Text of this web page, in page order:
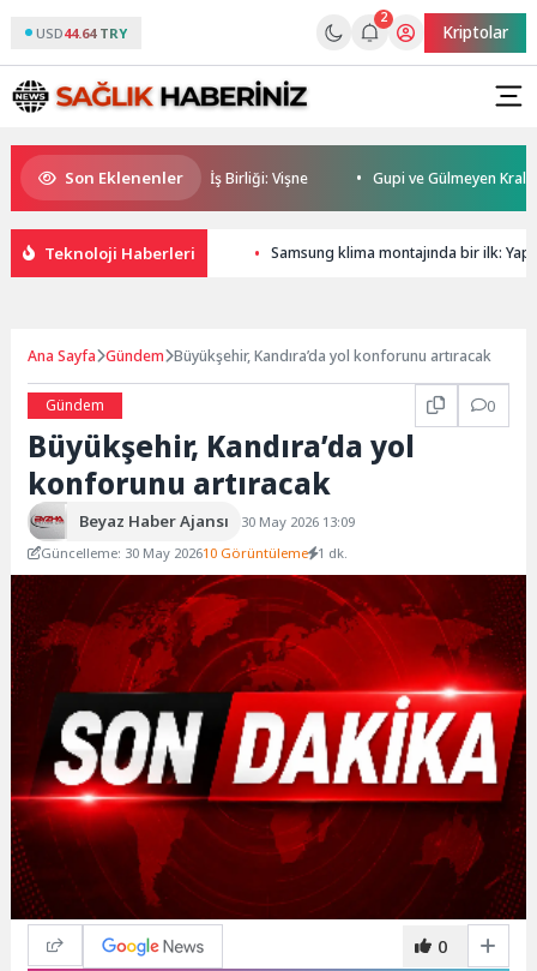
USD44.64 TRY
2
Kriptolar
Son Eklenenler
Kadehi Ters Tut’tan Yeni İş Birliği: Vişne Gupi ve Gülmeyen Kral
Teknoloji Haberleri Samsung klima montajında bir ilk:
Ana Sayfa Gündem Büyükşehir, Kandıra’da yol konforunu artıracak
Gündem 0
Büyükşehir, Kandıra’da yol
konforunu artıracak
Beyaz Haber Ajansı
30 May 2026 13:09
Güncelleme: 30 May 202610 Görüntüleme 1 dk.
0